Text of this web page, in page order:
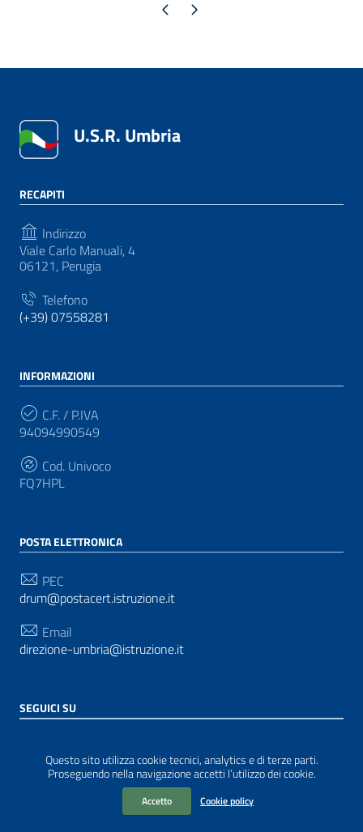
Questo sito utilizza cookie tecnici, analytics e di terze parti.
Proseguendo nella navigazione accetti l’utilizzo dei cookie.
Accetto Cookie policy
Pagina precedente
Pagina successiva
U.S.R. Umbria
RECAPITI
Indirizzo
Viale Carlo Manuali, 4
06121, Perugia
Telefono
(+39) 07558281
INFORMAZIONI
C.F. / P.IVA
94094990549
Cod. Univoco
FQ7HPL
POSTA ELETTRONICA
PEC
drum@postacert.istruzione.it
Email
direzione-umbria@istruzione.it
SEGUICI SU
WordPress
|Tema grafico ItaliaWP2
| Basato sul
Prototipo per siti PA di AgID